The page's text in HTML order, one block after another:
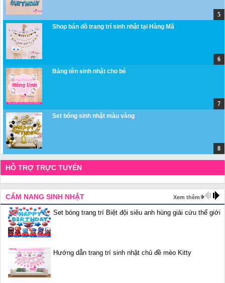
Shop bán đồ trang trí sinh nhật tại Hàng Mã
Bảng tên sinh nhật cho bé
Set bóng sinh nhật màu vàng
HỖ TRỢ TRỰC TUYẾN
CẨM NANG SINH NHẬT Xem thêm
Set bóng trang trí Biệt đội siêu anh hùng giải cứu thế giới
Hướng dẫn trang trí sinh nhật chủ đề mèo Kitty